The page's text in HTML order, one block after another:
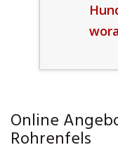
Online
Rohrenfels